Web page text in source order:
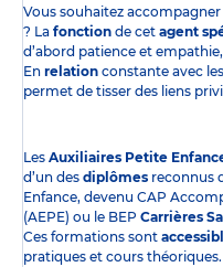
Vous souhaitez
? La fonction de cet agent
d’abord patience et
En relation constante avec
permet de tisser des liens
Les Auxiliaires Petite
d’un des diplômes reconnus
Enfance, devenu CAP
(AEPE) ou le BEP Carrières
Ces formations sont
pratiques et cours